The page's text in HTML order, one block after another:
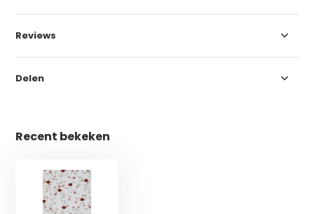
Reviews
Delen
Recent bekeken